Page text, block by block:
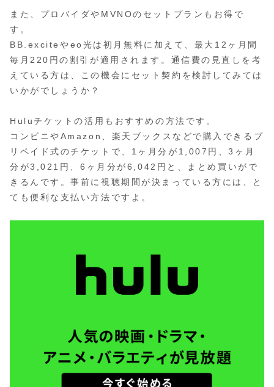
また、プロバイダやMVNOのセットプランもお得で
す。
BB.exciteやeo光は初月無料に加えて、最大12ヶ月間
毎月220円の割引が適用されます。通信費の見直しを考
えている方は、この機会にセット契約を検討してみては
いかがでしょうか？
Huluチケットの活用もおすすめの方法です。
コンビニやAmazon、楽天ブックスなどで購入できるプ
リペイド式のチケットで、1ヶ月分が1,007円、3ヶ月
分が3,021円、6ヶ月分が6,042円と、まとめ買いがで
きるんです。事前に視聴期間が決まっている方には、と
ても便利な支払い方法ですよ。